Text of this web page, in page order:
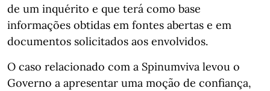
de um inquérito e que terá como base
informações obtidas em fontes abertas e em
documentos solicitados aos envolvidos.
O caso relacionado com a Spinumviva levou o
Governo a apresentar uma moção de confiança,